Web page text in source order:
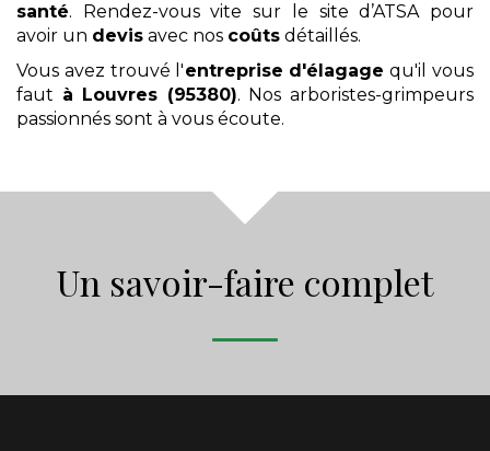
santé. Rendez-vous vite sur le site d’ATSA pour
avoir un devis avec nos coûts détaillés.
Vous avez trouvé l'entreprise d'élagage qu'il vous
faut à Louvres (95380). Nos arboristes-grimpeurs
passionnés sont à vous écoute.
Un savoir-faire complet